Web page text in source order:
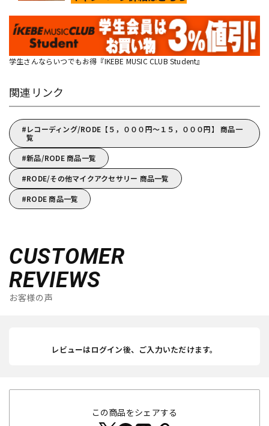
学生さんならいつでもお得『IKEBE MUSIC CLUB Student』
関連リンク
レコーディング/RODE【５，０００円～１５，０００円】 商品一
覧
新品/RODE 商品一覧
RODE/その他マイクアクセサリー 商品一覧
RODE 商品一覧
CUSTOMER
REVIEWS
お客様の声
レビューはログイン後、ご入力いただけます。
この商品をシェアする